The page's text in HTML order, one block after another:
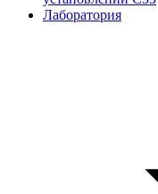
Лаборатория